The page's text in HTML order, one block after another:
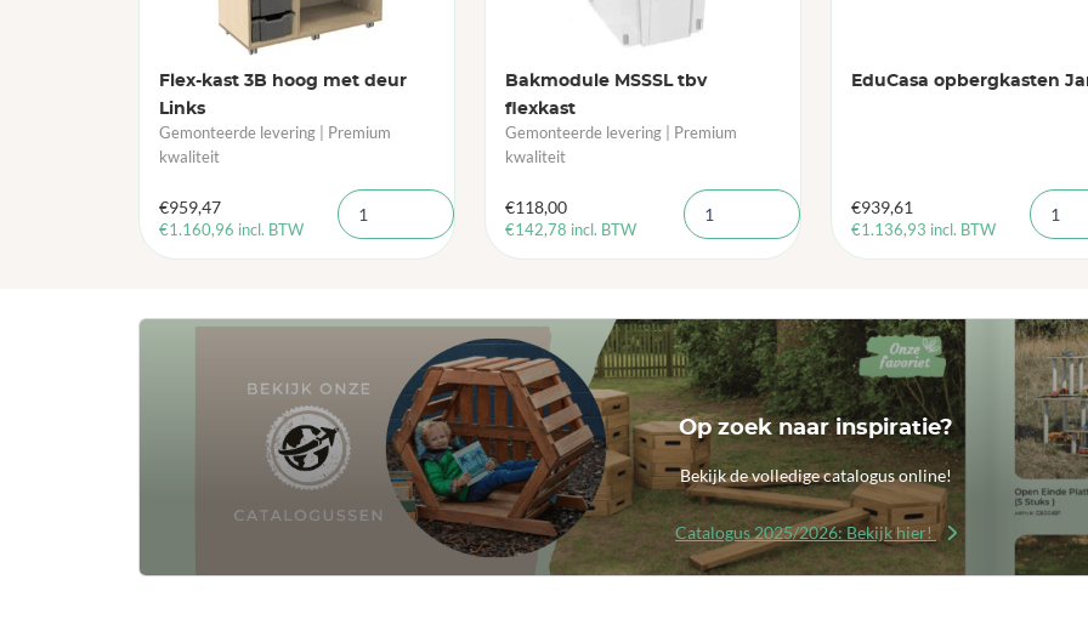
Flex-kast 3B hoog met deur
Links
Gemonteerde levering | Premium
kwaliteit
€959,47
€1.160,96 incl. BTW
Bakmodule MSSSL tbv
flexkast
Gemonteerde levering | Premium
kwaliteit
€118,00
€142,78 incl. BTW
EduCasa opbergkasten
€939,61
€1.136,93 incl. BTW
Op zoek naar inspiratie?
Bekijk de volledige catalogus online!
Catalogus 2025/2026: Bekijk hier!